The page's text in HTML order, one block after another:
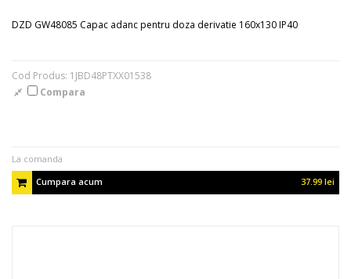
DZD GW48085 Capac adanc pentru doza derivatie 160x130 IP40
Cod Produs: 1JBD48PTXX01538
Compara
La comanda
Cumpara acum
37.99 lei